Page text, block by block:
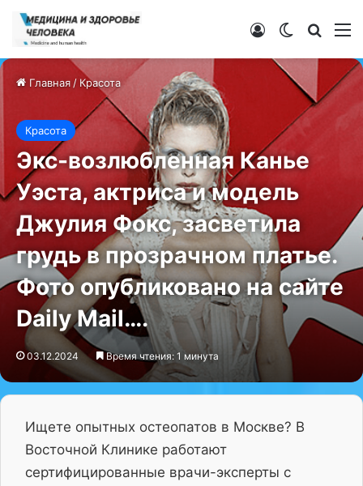
Switch skin
Войти
Главная/ Красота
Красота
Экс-возлюбленная Канье
Уэста, актриса и модель
Джулия Фокс, засветила
грудь в прозрачном платье.
Фото опубликовано на сайте
Daily Mail….
03.12.2024 Время чтения: 1 минута
Ищете опытных остеопатов в Москве? В
Восточной Клинике работают
сертифицированные врачи-эксперты с